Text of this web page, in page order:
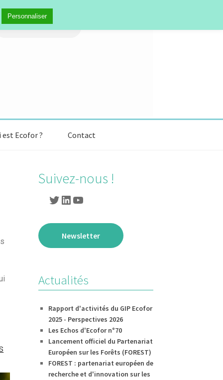
est Ecofor ? Contact
Suivez-nous !
Newsletter
Actualités
Rapport d'activités du GIP Ecofor
2025 - Perspectives 2026
Les Echos d'Ecofor n°70
Lancement officiel du Partenariat
Européen sur les Forêts (FOREST)
FOREST : partenariat européen de
recherche et d'innovation sur les
Personnaliser